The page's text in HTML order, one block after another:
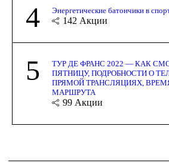
4 Энергетические батончики в
142 Акции
5
ТУР ДЕ ФРАНС 2022 — КАК
ПЯТНИЦУ, ПОДРОБНОСТИ О
ПРЯМОЙ ТРАНСЛЯЦИЯХ,
МАРШРУТА
99 Акции